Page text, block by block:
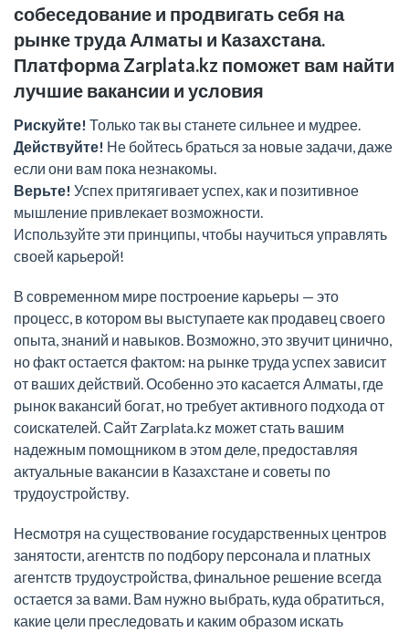
собеседование и продвигать себя на
рынке труда Алматы и Казахстана.
Платформа Zarplata.kz поможет вам найти
лучшие вакансии и условия
Рискуйте! Только так вы станете сильнее и мудрее.
Действуйте! Не бойтесь браться за новые задачи, даже
если они вам пока незнакомы.
Верьте! Успех притягивает успех, как и позитивное
мышление привлекает возможности.
Используйте эти принципы, чтобы научиться управлять
своей карьерой!
В современном мире построение карьеры — это
процесс, в котором вы выступаете как продавец своего
опыта, знаний и навыков. Возможно, это звучит цинично,
но факт остается фактом: на рынке труда успех зависит
от ваших действий. Особенно это касается Алматы, где
рынок вакансий богат, но требует активного подхода от
соискателей. Сайт Zarplata.kz может стать вашим
надежным помощником в этом деле, предоставляя
актуальные вакансии в Казахстане и советы по
трудоустройству.
Несмотря на существование государственных центров
занятости, агентств по подбору персонала и платных
агентств трудоустройства, финальное решение всегда
остается за вами. Вам нужно выбрать, куда обратиться,
какие цели преследовать и каким образом искать